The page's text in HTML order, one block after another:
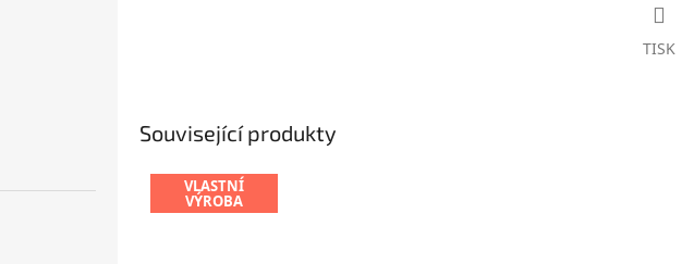
TISK
Související produkty
VLASTNÍ
VÝROBA